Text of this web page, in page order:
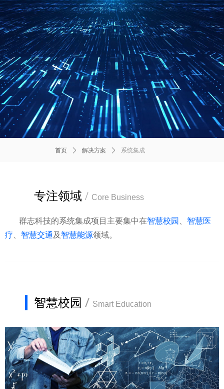
首页 ꄲ 解决方案 ꄲ 系统集成
专注领域 / Core Business
群志科技的系统集成项目主要集中在智慧校园、 智慧医
疗、 智慧交通及智慧能源领域。
智慧校园 / Smart Education